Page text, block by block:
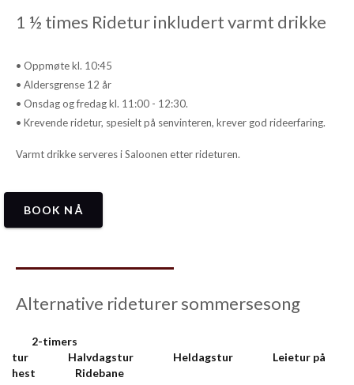
1 ½ times Ridetur inkludert varmt drikke
• Oppmøte kl. 10:45
• Aldersgrense 12 år
• Onsdag og fredag kl. 11:00 - 12:30.
• Krevende ridetur, spesielt på senvinteren, krever god rideerfaring.
Varmt drikke serveres i Saloonen etter rideturen.
BOOK NÅ
Alternative rideturer sommersesong
2-timers
tur
Halvdagstur Heldagstur
Leietur på
hest
Ridebane